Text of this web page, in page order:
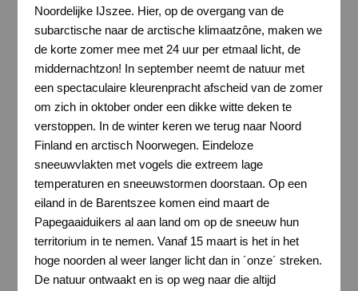
Noordelijke IJszee. Hier, op de overgang van de
subarctische naar de arctische klimaatzône, maken we
de korte zomer mee met 24 uur per etmaal licht, de
middernachtzon! In september neemt de natuur met
een spectaculaire kleurenpracht afscheid van de zomer
om zich in oktober onder een dikke witte deken te
verstoppen. In de winter keren we terug naar Noord
Finland en arctisch Noorwegen. Eindeloze
sneeuwvlakten met vogels die extreem lage
temperaturen en sneeuwstormen doorstaan. Op een
eiland in de Barentszee komen eind maart de
Papegaaiduikers al aan land om op de sneeuw hun
territorium in te nemen. Vanaf 15 maart is het in het
hoge noorden al weer langer licht dan in ´onze´ streken.
De natuur ontwaakt en is op weg naar die altijd